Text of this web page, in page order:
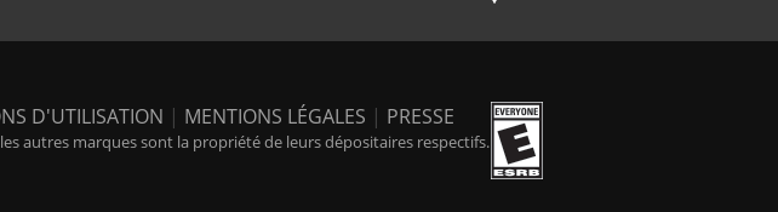
D'UTILISATION | MENTIONS LÉGALES | PRESSE
autres marques sont la propriété de leurs dépositaires respectifs.